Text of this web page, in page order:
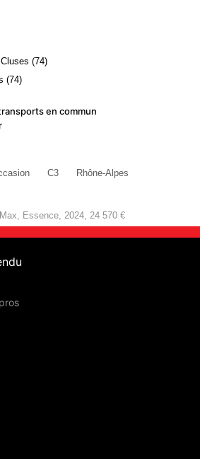
(74)
(74)
en commun
C3
Rhône-Alpes
Essence, 2024, 24 570 €